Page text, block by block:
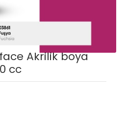
Akrilik boya
cc